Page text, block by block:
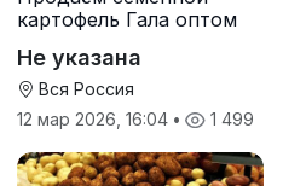
картофель Гала оптом
Не указана
Вся Россия
12 мар 2026, 16:04 • 1 499